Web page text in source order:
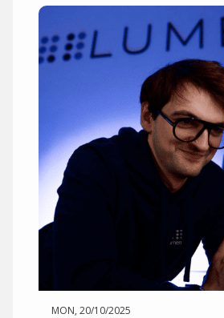
MON, 20/10/2025